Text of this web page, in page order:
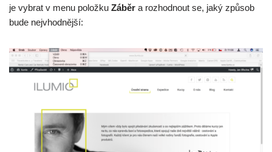
je vybrat v menu položku Záběr a rozhodnout se, jaký způsob
bude nejvhodnější: